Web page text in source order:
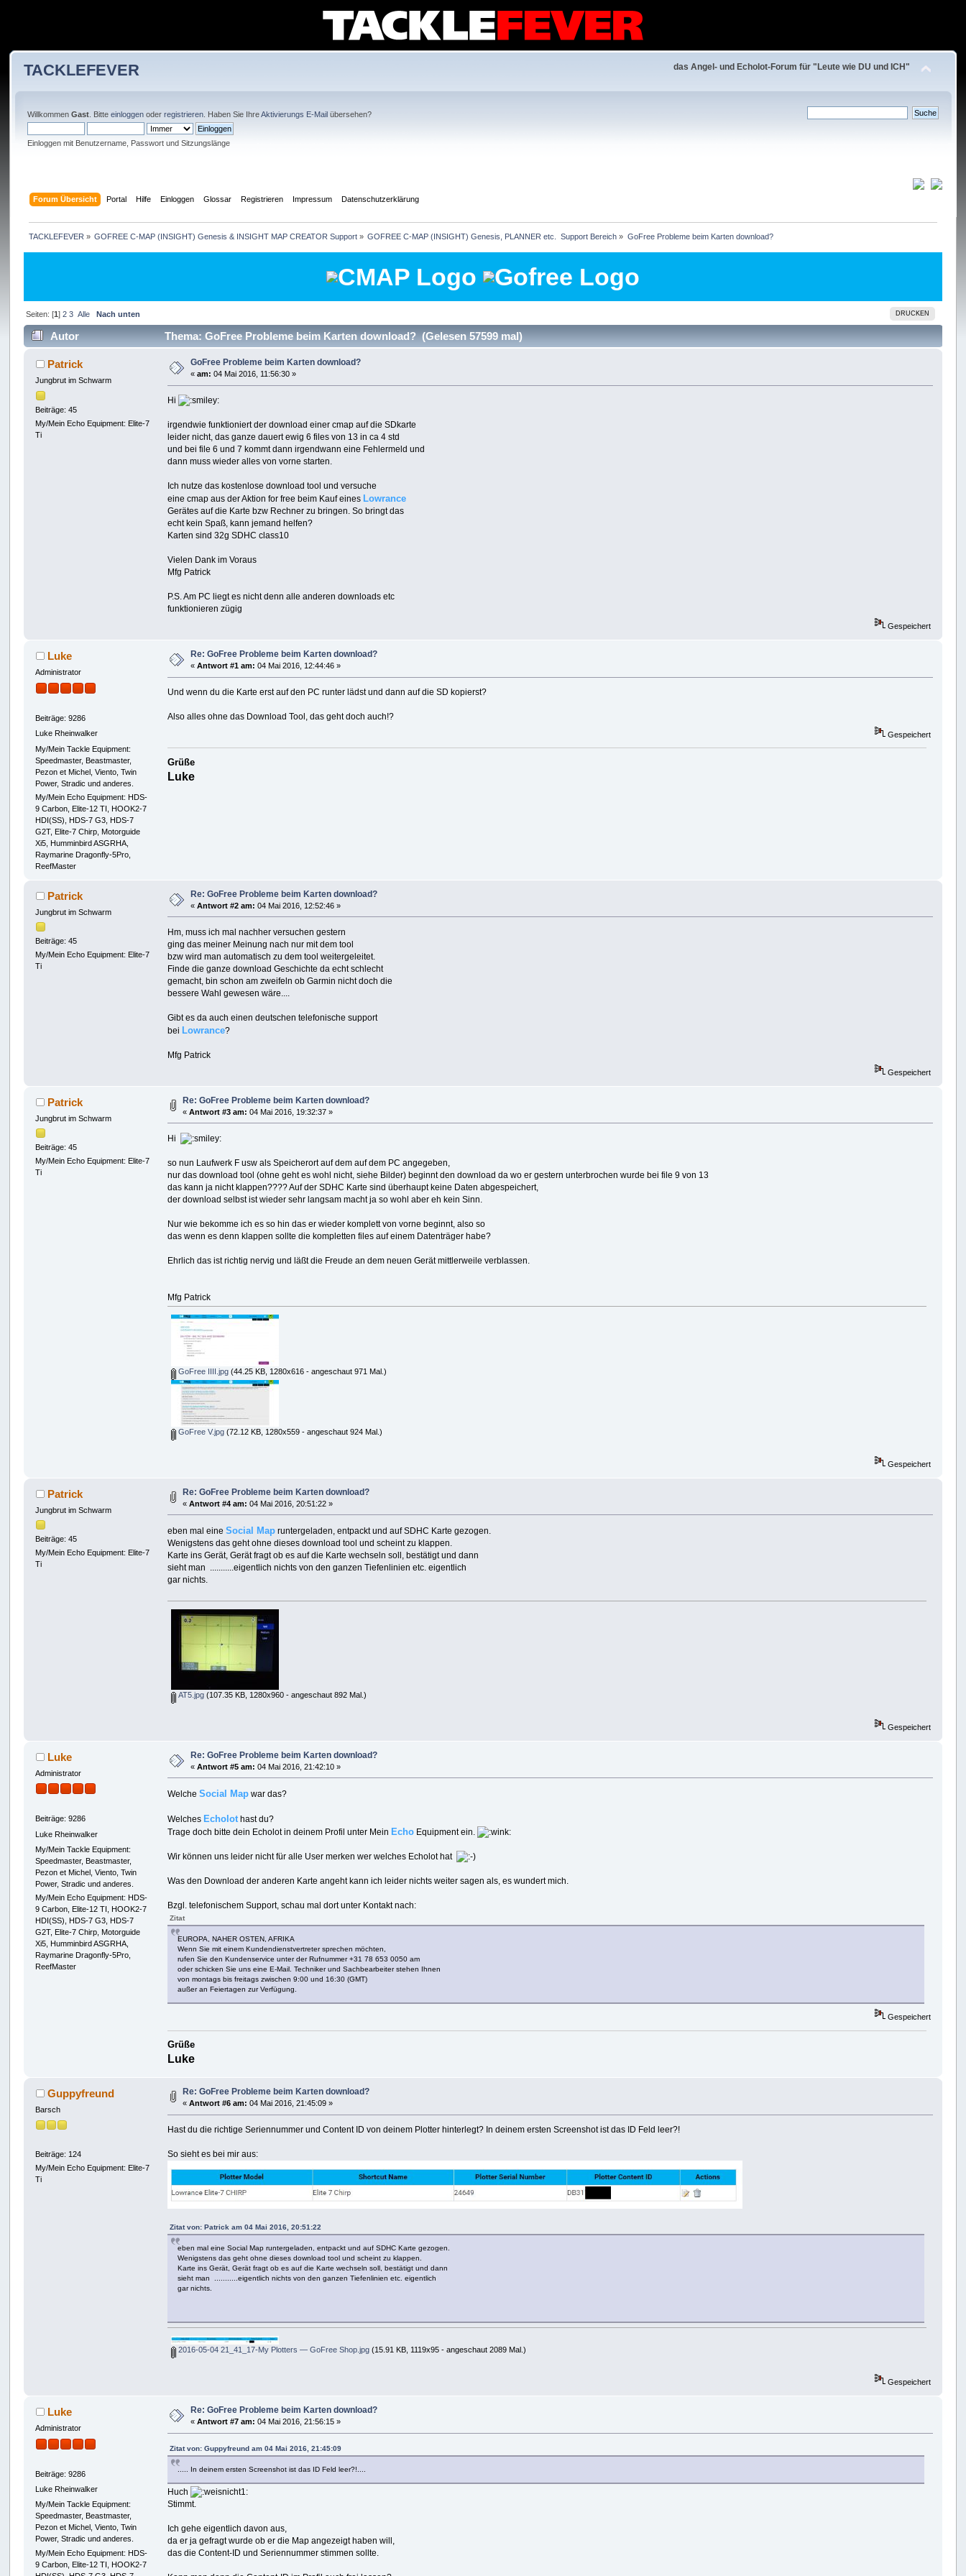
TACKLEFEVER das Angel- und Echolot-Forum für "Leute wie DU und ICH"
WillkommenGast . Bitteeinloggen oderregistrieren . Haben Sie IhreAktivierungs E-Mail übersehen?
Einloggen mit Benutzername, Passwort und Sitzungslänge
Forum Übersicht Portal Hilfe Einloggen Glossar Registrieren Impressum Datenschutzerklärung
TACKLEFEVER » GOFREE C-MAP (INSIGHT) Genesis & INSIGHT MAP CREATOR Support » GOFREE C-MAP (INSIGHT) Genesis, PLANNER etc.  Support Bereich » GoFree Probleme beim Karten download?
DRUCKEN
Seiten: [1] 2 3 Alle Nach unten
Autor Thema: GoFree Probleme beim Karten download? (Gelesen 57599 mal)
Patrick
Jungbrut im Schwarm
Beiträge: 45
My/Mein Echo Equipment: Elite-7
Ti
GoFree Probleme beim Karten download?
«am: 04 Mai 2016, 11:56:30 »
Hi
irgendwie funktioniert der download einer cmap auf die SDkarte
leider nicht, das ganze dauert ewig 6 files von 13 in ca 4 std
und bei file 6 und 7 kommt dann irgendwann eine Fehlermeld und
dann muss wieder alles von vorne starten.
Ich nutze das kostenlose download tool und versuche
eine cmap aus der Aktion for free beim Kauf eines Lowrance
Gerätes auf die Karte bzw Rechner zu bringen. So bringt das
echt kein Spaß, kann jemand helfen?
Karten sind 32g SDHC class10
Vielen Dank im Voraus
Mfg Patrick
P.S. Am PC liegt es nicht denn alle anderen downloads etc
funktionieren zügig
Gespeichert
Luke
Administrator
Beiträge: 9286
Luke Rheinwalker
My/Mein Tackle Equipment:
Speedmaster, Beastmaster,
Pezon et Michel, Viento, Twin
Power, Stradic und anderes.
My/Mein Echo Equipment: HDS-
9 Carbon, Elite-12 TI, HOOK2-7
HDI(SS), HDS-7 G3, HDS-7
G2T, Elite-7 Chirp, Motorguide
Xi5, Humminbird ASGRHA,
Raymarine Dragonfly-5Pro,
ReefMaster
Re: GoFree Probleme beim Karten download?
«Antwort #1 am: 04 Mai 2016, 12:44:46 »
Und wenn du die Karte erst auf den PC runter lädst und dann auf die SD kopierst?
Also alles ohne das Download Tool, das geht doch auch!?
Gespeichert
Grüße
Luke
Patrick
Jungbrut im Schwarm
Beiträge: 45
My/Mein Echo Equipment: Elite-7
Ti
Re: GoFree Probleme beim Karten download?
«Antwort #2 am: 04 Mai 2016, 12:52:46 »
Hm, muss ich mal nachher versuchen gestern
ging das meiner Meinung nach nur mit dem tool
bzw wird man automatisch zu dem tool weitergeleitet.
Finde die ganze download Geschichte da echt schlecht
gemacht, bin schon am zweifeln ob Garmin nicht doch die
bessere Wahl gewesen wäre....
Gibt es da auch einen deutschen telefonische support
bei Lowrance?
Mfg Patrick
Gespeichert
Patrick
Jungbrut im Schwarm
Beiträge: 45
My/Mein Echo Equipment: Elite-7
Ti
Re: GoFree Probleme beim Karten download?
«Antwort #3 am: 04 Mai 2016, 19:32:37 »
Hi
so nun Laufwerk F usw als Speicherort auf dem auf dem PC angegeben,
nur das download tool (ohne geht es wohl nicht, siehe Bilder) beginnt den download da wo er gestern unterbrochen wurde bei file 9 von 13
das kann ja nicht klappen???? Auf der SDHC Karte sind überhaupt keine Daten abgespeichert,
der download selbst ist wieder sehr langsam macht ja so wohl aber eh kein Sinn.
Nur wie bekomme ich es so hin das er wieder komplett von vorne beginnt, also so
das wenn es denn klappen sollte die kompletten files auf einem Datenträger habe?
Ehrlich das ist richtig nervig und läßt die Freude an dem neuen Gerät mittlerweile verblassen.
Mfg Patrick
GoFree IIII.jpg (44.25 KB, 1280x616 - angeschaut 971 Mal.)
GoFree V.jpg (72.12 KB, 1280x559 - angeschaut 924 Mal.)
Gespeichert
Patrick
Jungbrut im Schwarm
Beiträge: 45
My/Mein Echo Equipment: Elite-7
Ti
Re: GoFree Probleme beim Karten download?
«Antwort #4 am: 04 Mai 2016, 20:51:22 »
eben mal eineSocial Map runtergeladen, entpackt und auf SDHC Karte gezogen.
Wenigstens das geht ohne dieses download tool und scheint zu klappen.
Karte ins Gerät, Gerät fragt ob es auf die Karte wechseln soll, bestätigt und dann
sieht man ...........eigentlich nichts von den ganzen Tiefenlinien etc. eigentlich
gar nichts.
AT5.jpg (107.35 KB, 1280x960 - angeschaut 892 Mal.)
Gespeichert
Luke
Administrator
Beiträge: 9286
Luke Rheinwalker
My/Mein Tackle Equipment:
Speedmaster, Beastmaster,
Pezon et Michel, Viento, Twin
Power, Stradic und anderes.
My/Mein Echo Equipment: HDS-
9 Carbon, Elite-12 TI, HOOK2-7
HDI(SS), HDS-7 G3, HDS-7
G2T, Elite-7 Chirp, Motorguide
Xi5, Humminbird ASGRHA,
Raymarine Dragonfly-5Pro,
ReefMaster
Re: GoFree Probleme beim Karten download?
«Antwort #5 am: 04 Mai 2016, 21:42:10 »
WelcheSocial Map war das?
Welches Echolothast du?
Trage doch bitte dein Echolot in deinem Profil unter Mein Echo Equipment ein.
Wir können uns leider nicht für alle User merken wer welches Echolot hat
Was den Download der anderen Karte angeht kann ich leider nichts weiter sagen als, es wundert mich.
Bzgl. telefonischem Support, schau mal dort unter Kontakt nach:
Zitat
EUROPA, NAHER OSTEN, AFRIKA
Wenn Sie mit einem Kundendienstvertreter sprechen möchten,
rufen Sie den Kundenservice unter der Rufnummer +31 78 653 0050 am
oder schicken Sie uns eine E-Mail. Techniker und Sachbearbeiter stehen Ihnen
von montags bis freitags zwischen 9:00 und 16:30 (GMT)
außer an Feiertagen zur Verfügung.
Gespeichert
Grüße
Luke
Guppyfreund
Barsch
Beiträge: 124
My/Mein Echo Equipment: Elite-7
Ti
Re: GoFree Probleme beim Karten download?
«Antwort #6 am: 04 Mai 2016, 21:45:09 »
Hast du die richtige Seriennummer und Content ID von deinem Plotter hinterlegt? In deinem ersten Screenshot ist das ID Feld leer?!
So sieht es bei mir aus:
Zitat von: Patrick am 04 Mai 2016, 20:51:22
eben mal eine Social Map runtergeladen, entpackt und auf SDHC Karte gezogen.
Wenigstens das geht ohne dieses download tool und scheint zu klappen.
Karte ins Gerät, Gerät fragt ob es auf die Karte wechseln soll, bestätigt und dann
sieht man ...........eigentlich nichts von den ganzen Tiefenlinien etc. eigentlich
gar nichts.
2016-05-04 21_41_17-My Plotters — GoFree Shop.jpg (15.91 KB, 1119x95 - angeschaut 2089 Mal.)
Gespeichert
Luke
Administrator
Beiträge: 9286
Luke Rheinwalker
My/Mein Tackle Equipment:
Speedmaster, Beastmaster,
Pezon et Michel, Viento, Twin
Power, Stradic und anderes.
My/Mein Echo Equipment: HDS-
9 Carbon, Elite-12 TI, HOOK2-7
Re: GoFree Probleme beim Karten download?
«Antwort #7 am: 04 Mai 2016, 21:56:15 »
Zitat von: Guppyfreund am 04 Mai 2016, 21:45:09
..... In deinem ersten Screenshot ist das ID Feld leer?!....
Huch
Stimmt.
Ich gehe eigentlich davon aus,
da er ja gefragt wurde ob er die Map angezeigt haben will,
das die Content-ID und Seriennummer stimmen sollte.